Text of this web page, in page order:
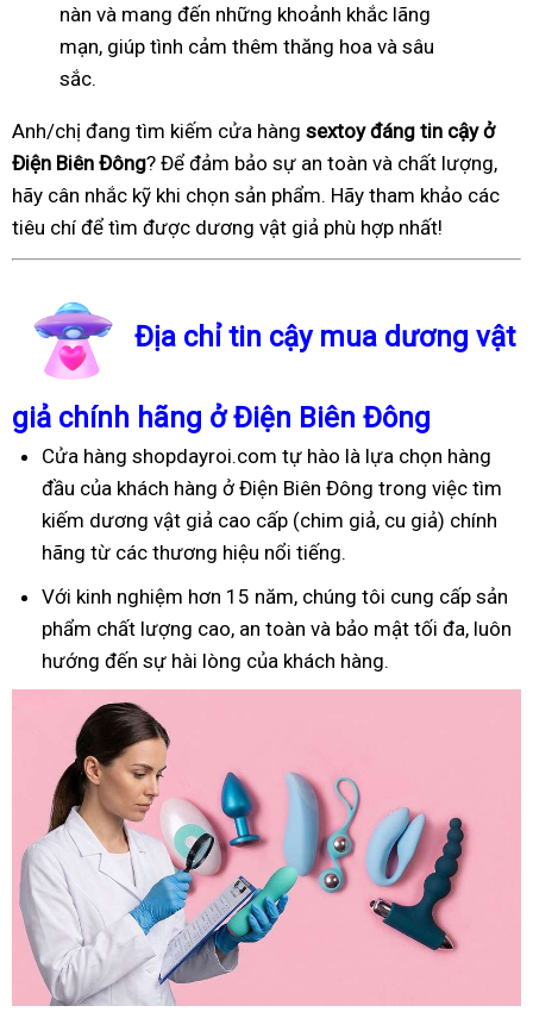
nàn và mang đến những khoảnh khắc lãng
mạn, giúp tình cảm thêm thăng hoa và sâu
sắc.
Anh/chị đang tìm kiếm cửa hàng sextoy đáng tin cậy ở
Điện Biên Đông? Để đảm bảo sự an toàn và chất lượng,
hãy cân nhắc kỹ khi chọn sản phẩm. Hãy tham khảo các
tiêu chí để tìm được dương vật giả phù hợp nhất!
Địa chỉ tin cậy mua dương vật
giả chính hãng ở Điện Biên Đông
Cửa hàng shopdayroi.com tự hào là lựa chọn hàng
đầu của khách hàng ở Điện Biên Đông trong việc tìm
kiếm dương vật giả cao cấp (chim giả, cu giả) chính
hãng từ các thương hiệu nổi tiếng.
Với kinh nghiệm hơn 15 năm, chúng tôi cung cấp sản
phẩm chất lượng cao, an toàn và bảo mật tối đa, luôn
hướng đến sự hài lòng của khách hàng.